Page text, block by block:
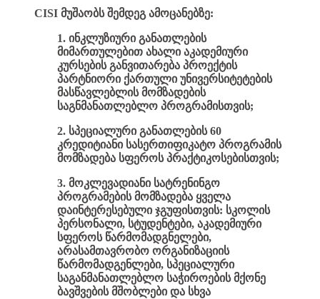
CISI მუშაობს შემდეგ ამოცანებზე:
1. ინკლუზიური განათლების
მიმართულებით ახალი აკადემიური
კურსების განვითარება პროექტის
პარტნიორი ქართული უნივერსიტეტების
მასწავლებლის მომზადების
საგნმანათლებლო პროგრამისთვის;
2. სპეციალური განათლების 60
კრედიტიანი სასერთიფიკატო პროგრამის
მომზადება სფეროს პრაქტიკოსებისთვის;
3. მოკლევადიანი სატრენინგო
პროგრამების მომზადება ყველა
დაინტერესებული ჯგუფისთვის: სკოლის
პერსონალი, სტუდენტები, აკადემიური
სფეროს წარმომადგნელები,
არასამთავრობო ორგანიზაციის
წარმომადგენლები, სპეციალური
საგანმანათლებლო საჭიროების მქონე
ბავშვების მშობლები და სხვა